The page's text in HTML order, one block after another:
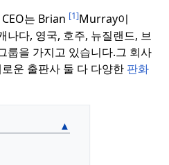
는 Brian [1]Murray이
다, 영국, 호주, 뉴질랜드, 브
룹을 가지고 있습니다.그 회사
운 출판사 둘 다 다양한 판화